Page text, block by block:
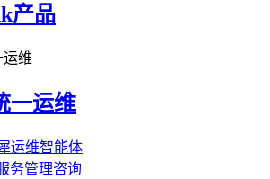
产品
运维
一运维
运维智能体
务管理咨询